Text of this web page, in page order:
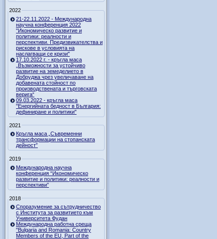
2022
21-22.11.2022 - Международна
научна конференция 2022
"Икономическо развитие и
политики: реалности и
перспективи. Предизвикателства и
рискове в условията на
наслагващи се кризи"
17.10.2022 г. - кръгла маса
„Възможности за устойчиво
развитие на земеделието в
Добруджа чрез увеличаване на
добавената стойност по
производствената и търговската
верига“
09.03.2022 - кръгла маса
"Енергийната бедност в България:
дефиниране и политики"
2021
Кръгла маса „Съвременни
трансформации на стопанската
дейност”
2019
Международна научна
конференция “Икономическо
развитие и политики: реалности и
перспективи”
2018
Споразумение за сътрудничество
с Института за развитието към
Университета Фудан
Международна работна среща
"Bulgaria and Romania: Country
Members of the EU, Part of the